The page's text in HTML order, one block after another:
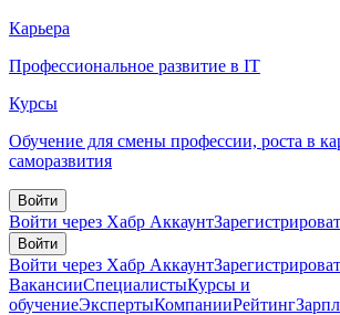
Карьера
Профессиональное развитие в IT
Курсы
Обучение для смены профессии, роста в
саморазвития
Войти
Войти через Хабр Аккаунт
Войти
Войти через Хабр Аккаунт
ВакансииСпециалистыКурсы и
обучениеЭкспертыКомпанииРейтинг